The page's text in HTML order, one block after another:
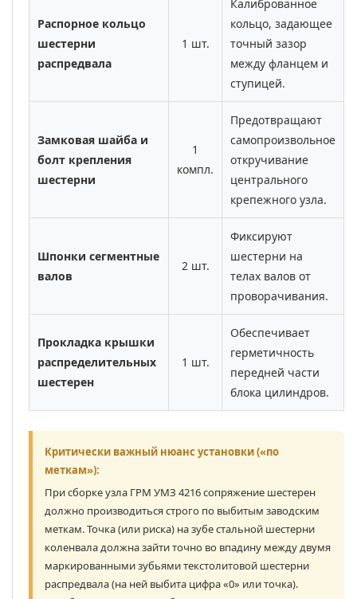
Распорное кольцо
шестерни
распредвала
1 шт.
Калиброванное
кольцо, задающее
точный зазор
между фланцем и
ступицей.
Замковая шайба и
болт крепления
шестерни
1
компл.
Предотвращают
самопроизвольное
откручивание
центрального
крепежного узла.
Шпонки сегментные
валов
2 шт.
Фиксируют
шестерни на
телах валов от
проворачивания.
Прокладка крышки
распределительных
шестерен
1 шт.
Обеспечивает
герметичность
передней части
блока цилиндров.
Критически важный нюанс установки («по
меткам»):
При сборке узла ГРМ УМЗ 4216 сопряжение шестерен
должно производиться строго по выбитым заводским
меткам. Точка (или риска) на зубе стальной шестерни
коленвала должна зайти точно во впадину между двумя
маркированными зубьями текстолитовой шестерни
распредвала (на ней выбита цифра «0» или точка).